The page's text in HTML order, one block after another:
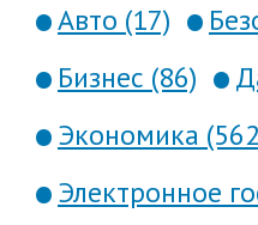
Авто (17)
Бизнес (86)
Экономика
Электронное